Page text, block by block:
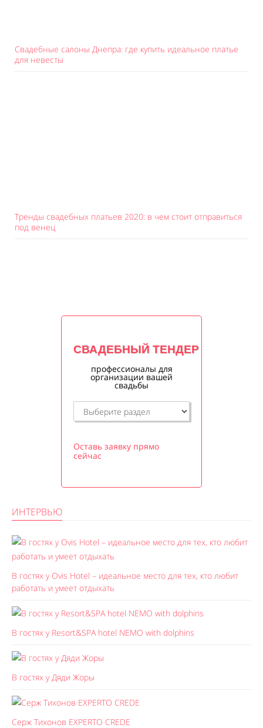
Свадебные салоны Днепра: где купить идеальное платье
для невесты
Тренды свадебных платьев 2020: в чем стоит отправиться
под венец
СВАДЕБНЫЙ ТЕНДЕР
профессионалы для
организации вашей
свадьбы
Оставь заявку прямо
сейчас
ИНТЕРВЬЮ
В гостях у Ovis Hotel – идеальное место для тех, кто любит
работать и умеет отдыхать
В гостях у Resort&SPA hotel NEMO with dolphins
В гостях у Дяди Жоры
Серж Тихонов EXPERTO CREDE